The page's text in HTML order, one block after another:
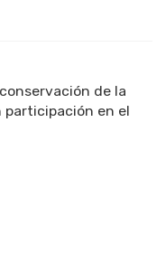
de la
participación en el